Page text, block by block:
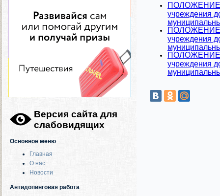
Версия сайта для
слабовидящих
Основное меню
Главная
О нас
Новости
Антидопинговая работа
ПОЛОЖЕНИЕ о
учреждения
ПОЛОЖЕНИЕ о
учреждения
ПОЛОЖЕНИЕ о
учреждения